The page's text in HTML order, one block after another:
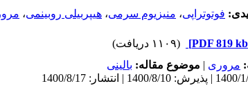
فوتوتراپی، منیزیوم سرمی، هیپربیلی روبینمی،
(۱۱۰۹ دریافت)
مروری | موضوع مقاله: بالینی